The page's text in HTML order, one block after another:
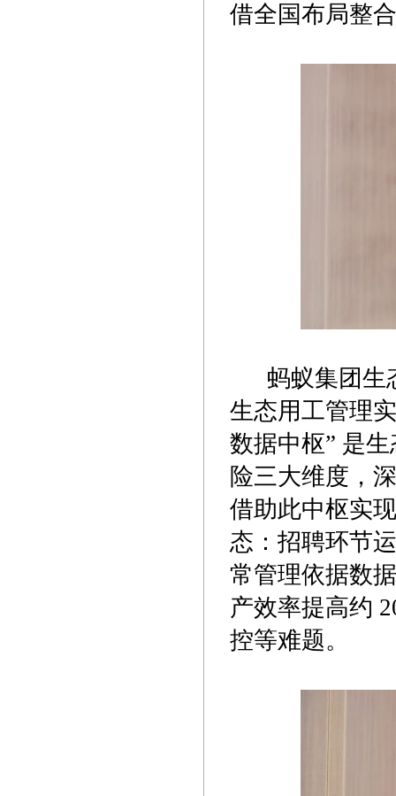
借全国布局整
蚂蚁集团生
生态用工管理
数据中枢” 是
险三大维度，
借助此中枢实
态：招聘环节
常管理依据数
产效率提高约
控等难题。